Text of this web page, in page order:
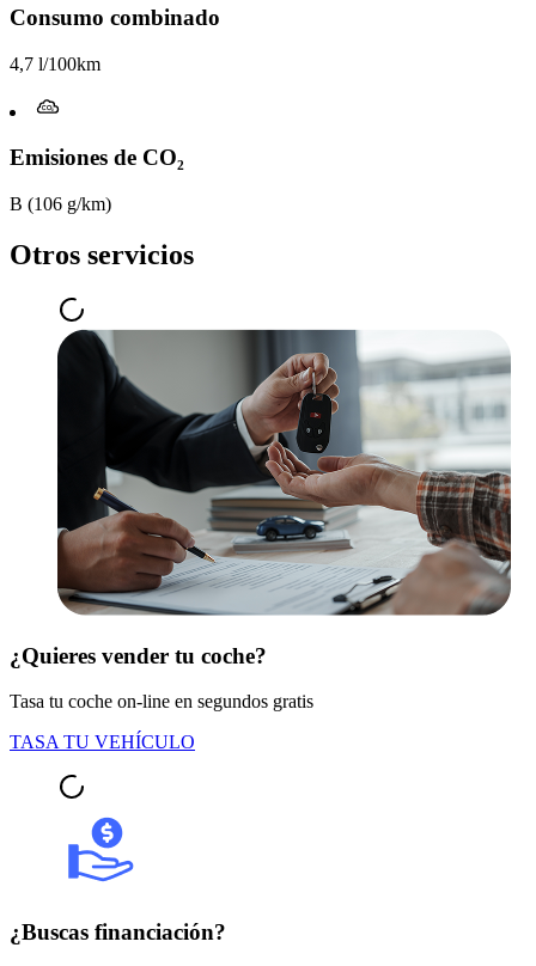
Consumo combinado
4,7 l/100km
Emisiones de CO₂
B (106 g/km)
Otros servicios
¿Quieres vender tu coche?
Tasa tu coche on-line en segundos gratis
TASA TU VEHÍCULO
¿Buscas financiación?